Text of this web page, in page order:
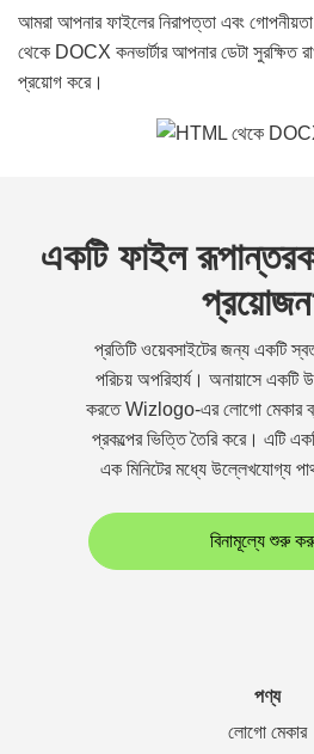
আমরা আপনার ফাইলের নিরাপত্তা এবং
থেকে DOCX কনভার্টার আপনার ডেটা সুরক্ষিত
প্রয়োগ করে।
একটি ফাইল
প্রতিটি ওয়েবসাইটের জন্য একটি
পরিচয় অপরিহার্য। অনায়াসে একটি
করতে Wizlogo-এর লোগো মেকার
প্রকল্পের ভিত্তি তৈরি করে। এটি
এক মিনিটের মধ্যে উল্লেখযোগ্য
বিনামূল্যে শুরু
পণ্য
লোগো মেকার